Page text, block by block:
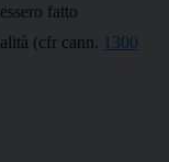
fatto
(cfr cann. 1300